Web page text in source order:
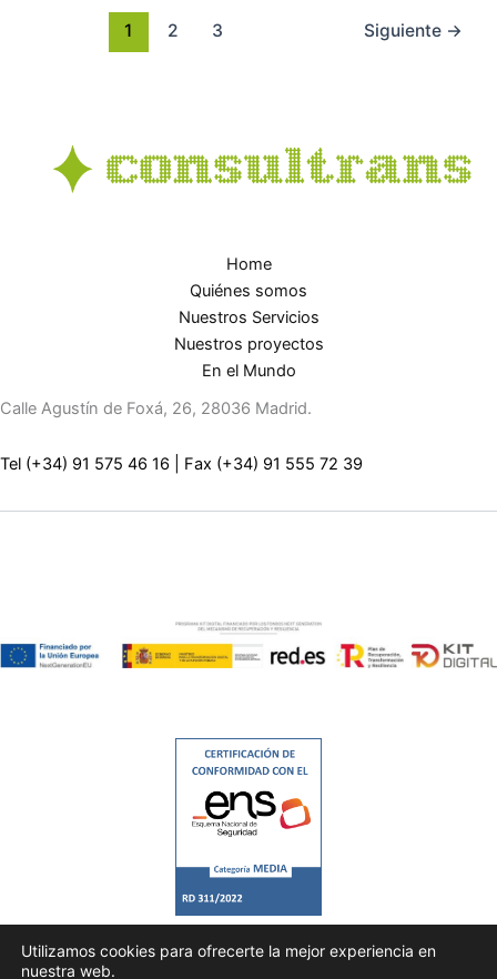
1 2 3 Siguiente →
Home
Quiénes somos
Nuestros Servicios
Nuestros proyectos
En el Mundo
Calle Agustín de Foxá, 26, 28036 Madrid.
Tel (+34) 91 575 46 16 Fax (+34) 91 555 72 39
Utilizamos cookies para ofrecerte la mejor experiencia en
nuestra web.